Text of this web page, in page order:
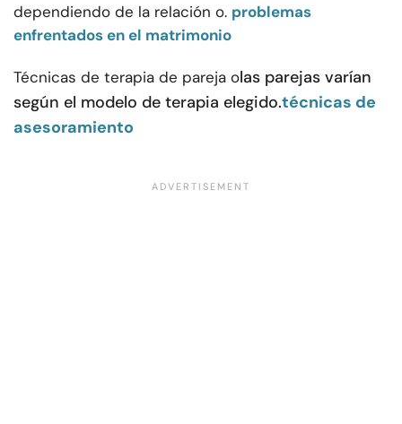
dependiendo de la relación o. problemas
enfrentados en el matrimonio
Técnicas de terapia de pareja olas parejas varían
según el modelo de terapia elegido.técnicas de
asesoramiento